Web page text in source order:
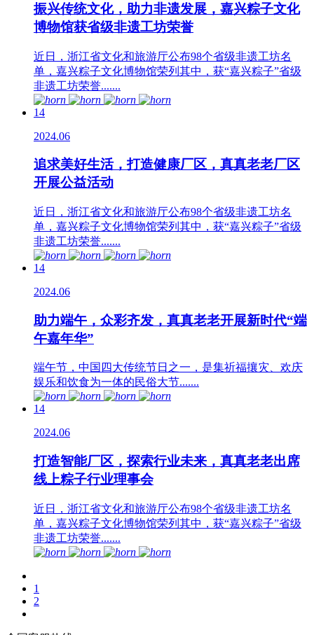
振兴传统文化，助力非遗发展，嘉兴粽子文化
博物馆获省级非遗工坊荣誉
近日，浙江省文化和旅游厅公布98个省级非遗工坊名
单，嘉兴粽子文化博物馆荣列其中，获“嘉兴粽子”省级
非遗工坊荣誉.......
14
2024.06
追求美好生活，打造健康厂区，真真老老厂区
开展公益活动
近日，浙江省文化和旅游厅公布98个省级非遗工坊名
单，嘉兴粽子文化博物馆荣列其中，获“嘉兴粽子”省级
非遗工坊荣誉.......
14
2024.06
助力端午，众彩齐发，真真老老开展新时代“端
午嘉年华”
端午节，中国四大传统节日之一，是集祈福攘灾、欢庆
娱乐和饮食为一体的民俗大节.......
14
2024.06
打造智能厂区，探索行业未来，真真老老出席
线上粽子行业理事会
近日，浙江省文化和旅游厅公布98个省级非遗工坊名
单，嘉兴粽子文化博物馆荣列其中，获“嘉兴粽子”省级
非遗工坊荣誉.......
1
2